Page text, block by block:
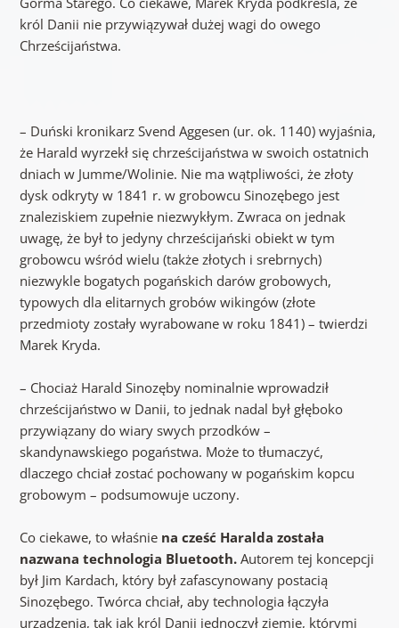
król Danii nie przywiązywał dużej wagi do owego
Chrześcijaństwa.
– Duński kronikarz Svend Aggesen (ur. ok. 1140) wyjaśnia,
że Harald wyrzekł się chrześcijaństwa w swoich ostatnich
dniach w Jumme/Wolinie. Nie ma wątpliwości, że złoty
dysk odkryty w 1841 r. w grobowcu Sinozębego jest
znaleziskiem zupełnie niezwykłym. Zwraca on jednak
uwagę, że był to jedyny chrześcijański obiekt w tym
grobowcu wśród wielu (także złotych i srebrnych)
niezwykle bogatych pogańskich darów grobowych,
typowych dla elitarnych grobów wikingów (złote
przedmioty zostały wyrabowane w roku 1841) – twierdzi
Marek Kryda.
– Chociaż Harald Sinozęby nominalnie wprowadził
chrześcijaństwo w Danii, to jednak nadal był głęboko
przywiązany do wiary swych przodków –
skandynawskiego pogaństwa. Może to tłumaczyć,
dlaczego chciał zostać pochowany w pogańskim kopcu
grobowym – podsumowuje uczony.
Co ciekawe, to właśnie na cześć Haralda została
nazwana technologia Bluetooth. Autorem tej koncepcji
był Jim Kardach, który był zafascynowany postacią
Sinozębego. Twórca chciał, aby technologia łączyła
urządzenia, tak jak król Danii jednoczył ziemie, którymi